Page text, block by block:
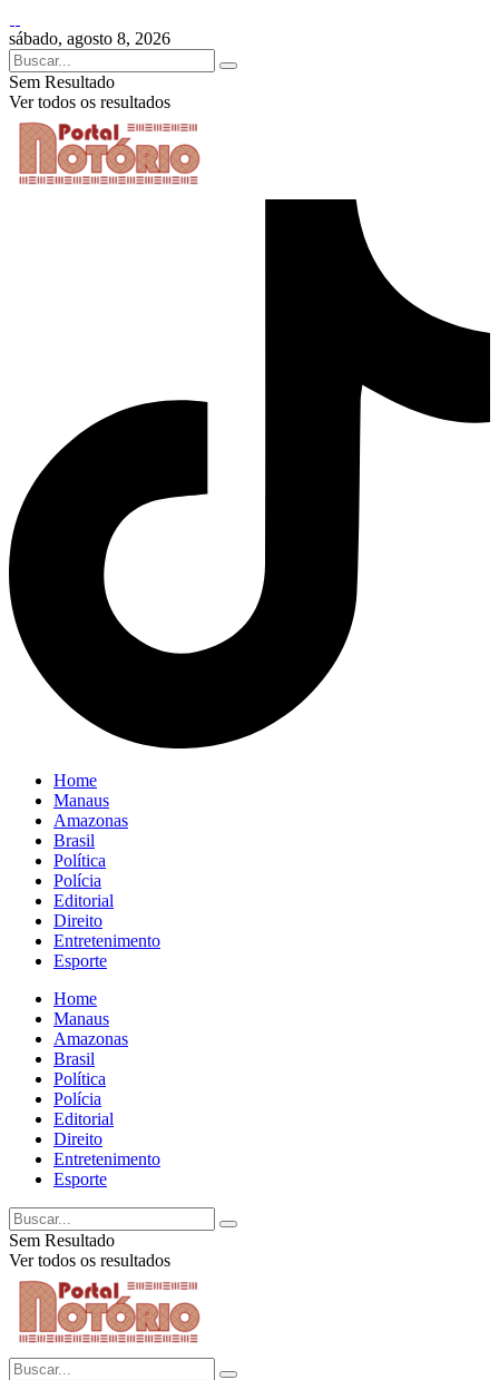
sábado, agosto 8, 2026
Sem Resultado
Ver todos os resultados
Home
Manaus
Amazonas
Brasil
Política
Polícia
Editorial
Direito
Entretenimento
Esporte
Home
Manaus
Amazonas
Brasil
Política
Polícia
Editorial
Direito
Entretenimento
Esporte
Sem Resultado
Ver todos os resultados